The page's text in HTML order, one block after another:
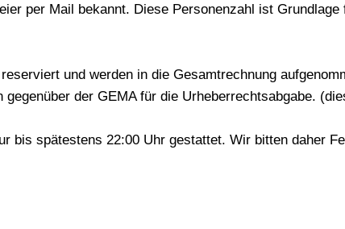
per Mail bekannt. Diese Personenzahl ist Grundlage
und werden in die Gesamtrechnung
der GEMA für die Urheberrechtsabgabe.
bis spätestens 22:00 Uhr gestattet. Wir bitten daher